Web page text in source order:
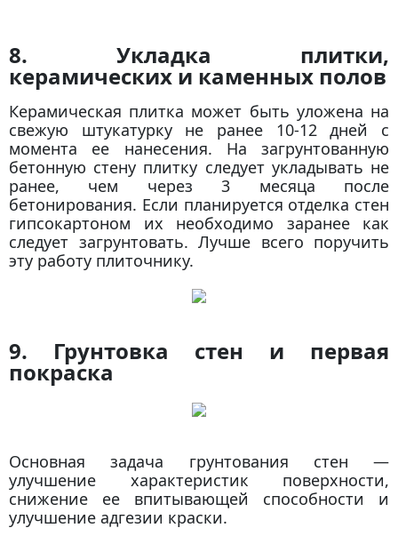
8. Укладка плитки,
керамических и каменных полов
Керамическая плитка может быть уложена на
свежую штукатурку не ранее 10-12 дней с
момента ее нанесения. На загрунтованную
бетонную стену плитку следует укладывать не
ранее, чем через 3 месяца после
бетонирования. Если планируется отделка стен
гипсокартоном их необходимо заранее как
следует загрунтовать. Лучше всего поручить
эту работу плиточнику.
9. Грунтовка стен и первая
покраска
Основная задача грунтования стен —
улучшение характеристик поверхности,
снижение ее впитывающей способности и
улучшение адгезии краски.